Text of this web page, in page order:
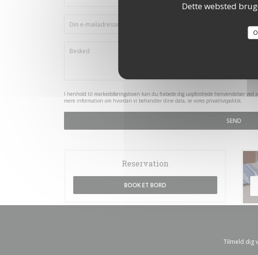
Dette websted
I henhold til markedsføringsloven kan du frabede dig uopfordrede henvendelser ved
mere information om hvordan vi behandler dine data, se vores privatlivspolitik.
Reservation
BOOK ET BORD
Tilmeld dig